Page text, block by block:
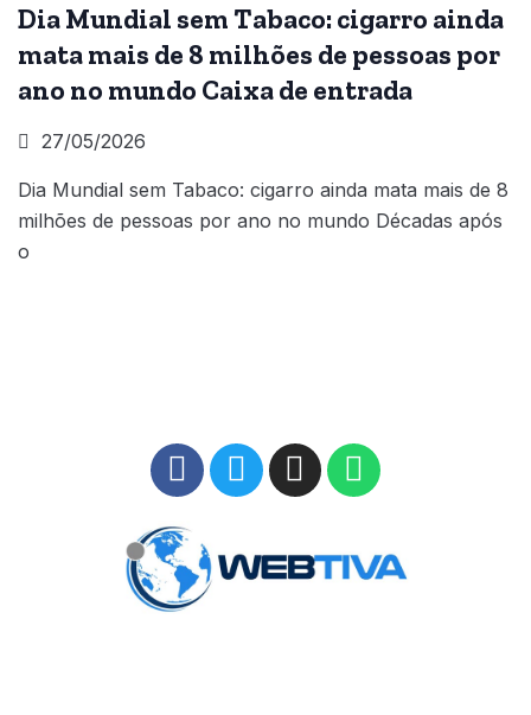
Dia Mundial sem Tabaco: cigarro ainda
mata mais de 8 milhões de pessoas por
ano no mundo Caixa de entrada
27/05/2026
Dia Mundial sem Tabaco: cigarro ainda mata mais de 8
milhões de pessoas por ano no mundo Décadas após
o